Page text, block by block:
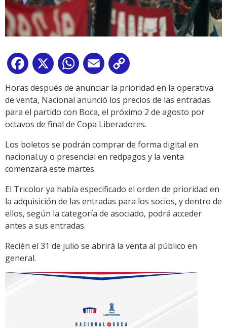
Facebook
X WhatsApp
Email
Link
Horas después de anunciar la prioridad en la operativa
de venta, Nacional anunció los precios de las entradas
para el partido con Boca, el próximo 2 de agosto por
octavos de final de Copa Liberadores.
Los boletos se podrán comprar de forma digital en
nacional.uy o presencial en redpagos y la venta
comenzará este martes.
El Tricolor ya había especificado el orden de prioridad en
la adquisición de las entradas para los socios, y dentro de
ellos, según la categoría de asociado, podrá acceder
antes a sus entradas.
Recién el 31 de julio se abrirá la venta al público en
general.